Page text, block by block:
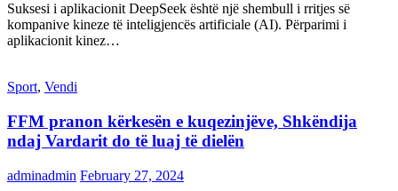
Suksesi i aplikacionit DeepSeek është një shembull i rritjes së
kompanive kineze të inteligjencës artificiale (AI). Përparimi i
aplikacionit kinez…
Sport, Vendi
FFM pranon kërkesën e kuqezinjëve, Shkëndija
ndaj Vardarit do të luaj të dielën
adminadmin February 27, 2024